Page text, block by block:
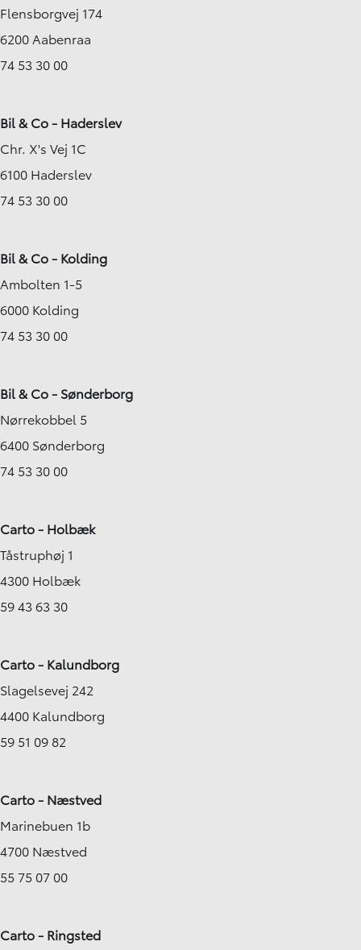
Plug-in hybrid (Benzin / El)
KONTANT
FINANSIERING
Flensborgvej 174
6200 Aabenraa
74 53 30 00
Bil & Co - Haderslev
Chr. X's Vej 1C
6100 Haderslev
74 53 30 00
Bil & Co - Kolding
Ambolten 1-5
6000 Kolding
74 53 30 00
Bil & Co - Sønderborg
Nørrekobbel 5
6400 Sønderborg
74 53 30 00
Carto - Holbæk
Tåstruphøj 1
4300 Holbæk
59 43 63 30
Carto - Kalundborg
Slagelsevej 242
4400 Kalundborg
59 51 09 82
Carto - Næstved
Marinebuen 1b
4700 Næstved
55 75 07 00
Carto - Ringsted